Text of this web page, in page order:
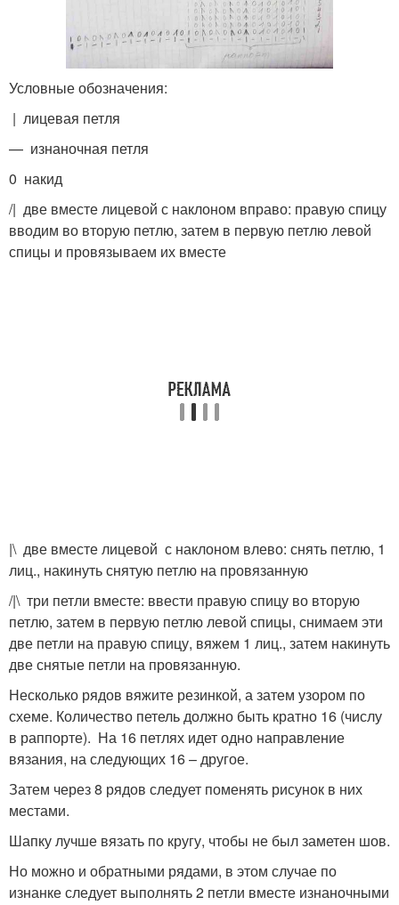
Условные обозначения:
| лицевая петля
— изнаночная петля
0 накид
/| две вместе лицевой с наклоном вправо: правую спицу
вводим во вторую петлю, затем в первую петлю левой
спицы и провязываем их вместе
|\ две вместе лицевой с наклоном влево: снять петлю, 1
лиц., накинуть снятую петлю на провязанную
/|\ три петли вместе: ввести правую спицу во вторую
петлю, затем в первую петлю левой спицы, снимаем эти
две петли на правую спицу, вяжем 1 лиц., затем накинуть
две снятые петли на провязанную.
Несколько рядов вяжите резинкой, а затем узором по
схеме. Количество петель должно быть кратно 16 (числу
в раппорте). На 16 петлях идет одно направление
вязания, на следующих 16 – другое.
Затем через 8 рядов следует поменять рисунок в них
местами.
Шапку лучше вязать по кругу, чтобы не был заметен шов.
Но можно и обратными рядами, в этом случае по
изнанке следует выполнять 2 петли вместе изнаночными